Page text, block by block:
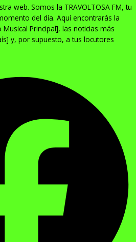
web. Somos la TRAVOLTOSA FM, tu
del día. Aquí encontrarás la
Principal], las noticias más
y, por supuesto, a tus locutores